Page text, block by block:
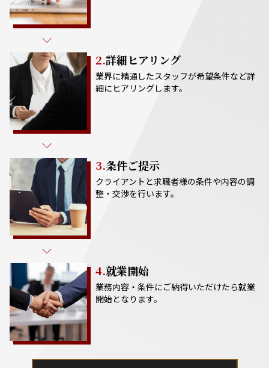
2.詳細ヒアリング
業界に精通したスタッフが希望条件など詳
細にヒアリングします。
3.条件ご提示
クライアントと求職者様の条件や内容の調
整・交渉を行います。
4.就業開始
業務内容・条件にご納得いただけたら就業
開始となります。